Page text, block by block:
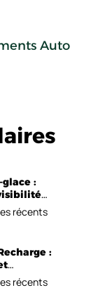
Auto
:
récents
:
récents